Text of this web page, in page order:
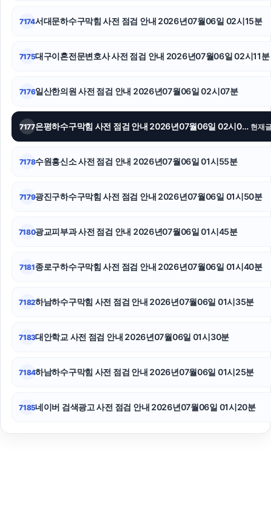
sns마케팅
용인상간소송변호사
양육권
강아지파양
대전흥신소
강남치과
7174서대문하수구막힘 사전 점검 안내 2026년07월06일 02시15분
7175대구이혼전문변호사 사전 점검 안내 2026년07월06일 02시11분
7176일산한의원 사전 점검 안내 2026년07월06일 02시07분
7177 은평하수구막힘 사전 점검 안내 2026년07월06일 02시00분 현재
7178수원흥신소 사전 점검 안내 2026년07월06일 01시55분
7179광진구하수구막힘 사전 점검 안내 2026년07월06일 01시50분
7180광교피부과 사전 점검 안내 2026년07월06일 01시45분
7181종로구하수구막힘 사전 점검 안내 2026년07월06일 01시40분
7182하남하수구막힘 사전 점검 안내 2026년07월06일 01시35분
7183대안학교 사전 점검 안내 2026년07월06일 01시30분
7184하남하수구막힘 사전 점검 안내 2026년07월06일 01시25분
7185네이버 검색광고 사전 점검 안내 2026년07월06일 01시20분